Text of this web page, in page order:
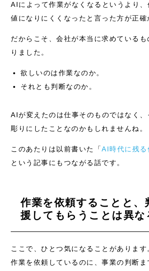
AIによって作業がなくなるというより、
値になりにくくなったと言った方が正確
だからこそ、会社が本当に求めている
りました。
欲しいのは作業なのか。
それとも判断なのか。
AIが変えたのは仕事そのものではなく、
彫りにしたことなのかもしれませんね。
このあたりは以前書いた「AI時代に残る
という記事にもつながる話です。
作業を依頼することと、
援してもらうことは異な
ここで、ひとつ気になることがあります
作業を依頼しているのに、事業の判断ま